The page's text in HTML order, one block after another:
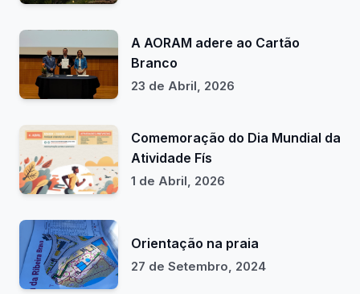
A AORAM adere ao Cartão
Branco
23 de Abril, 2026
Comemoração do Dia Mundial da
Atividade Fís
1 de Abril, 2026
Orientação na praia
27 de Setembro, 2024